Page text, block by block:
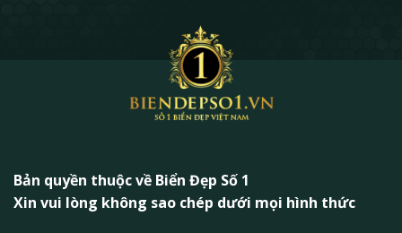
Bản quyền thuộc về Biển Đẹp Số 1
Xin vui lòng không sao chép dưới mọi hình thức